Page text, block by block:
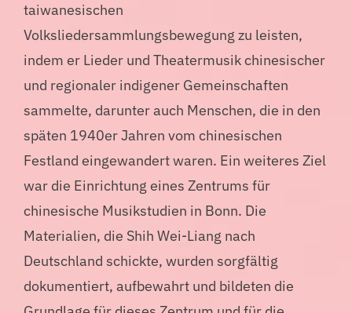
taiwanesischen
Volksliedersammlungsbewegung zu leisten,
indem er Lieder und Theatermusik chinesischer
und regionaler indigener Gemeinschaften
sammelte, darunter auch Menschen, die in den
späten 1940er Jahren vom chinesischen
Festland eingewandert waren. Ein weiteres Ziel
war die Einrichtung eines Zentrums für
chinesische Musikstudien in Bonn. Die
Materialien, die Shih Wei-Liang nach
Deutschland schickte, wurden sorgfältig
dokumentiert, aufbewahrt und bildeten die